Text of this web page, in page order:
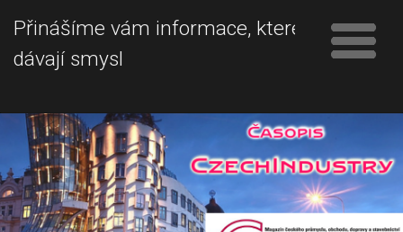
Přinášíme vám informace, které
dávají smysl